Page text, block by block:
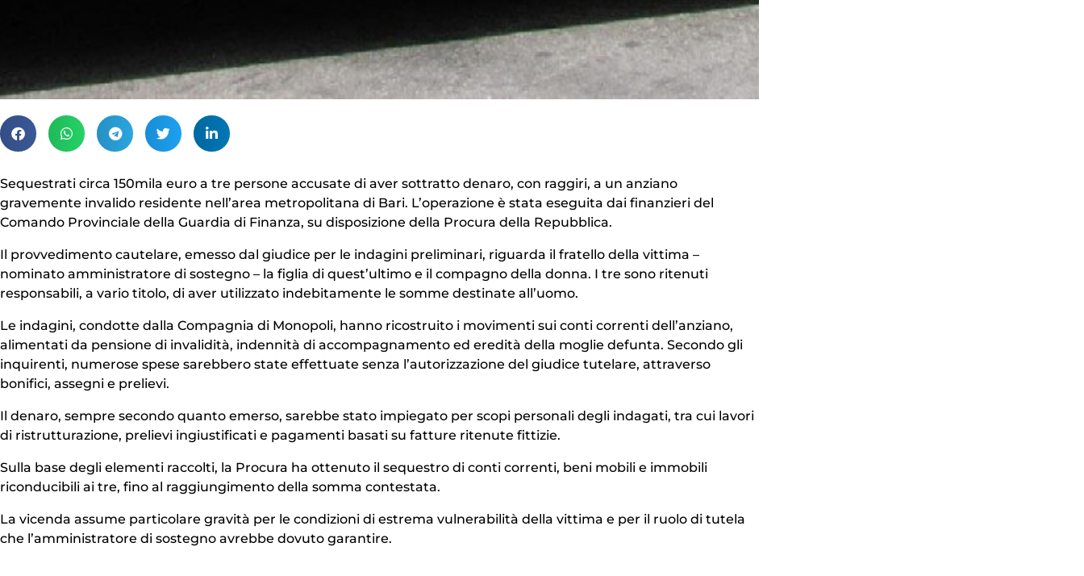
Sequestrati circa 150mila euro a tre persone accusate di aver sottratto denaro, con raggiri, a un anziano
gravemente invalido residente nell’area metropolitana di Bari. L’operazione è stata eseguita dai finanzieri del
Comando Provinciale della Guardia di Finanza, su disposizione della Procura della Repubblica.
Il provvedimento cautelare, emesso dal giudice per le indagini preliminari, riguarda il fratello della vittima –
nominato amministratore di sostegno – la figlia di quest’ultimo e il compagno della donna. I tre sono ritenuti
responsabili, a vario titolo, di aver utilizzato indebitamente le somme destinate all’uomo.
Le indagini, condotte dalla Compagnia di Monopoli, hanno ricostruito i movimenti sui conti correnti dell’anziano,
alimentati da pensione di invalidità, indennità di accompagnamento ed eredità della moglie defunta. Secondo gli
inquirenti, numerose spese sarebbero state effettuate senza l’autorizzazione del giudice tutelare, attraverso
bonifici, assegni e prelievi.
Il denaro, sempre secondo quanto emerso, sarebbe stato impiegato per scopi personali degli indagati, tra cui lavori
di ristrutturazione, prelievi ingiustificati e pagamenti basati su fatture ritenute fittizie.
Sulla base degli elementi raccolti, la Procura ha ottenuto il sequestro di conti correnti, beni mobili e immobili
riconducibili ai tre, fino al raggiungimento della somma contestata.
La vicenda assume particolare gravità per le condizioni di estrema vulnerabilità della vittima e per il ruolo di tutela
che l’amministratore di sostegno avrebbe dovuto garantire.